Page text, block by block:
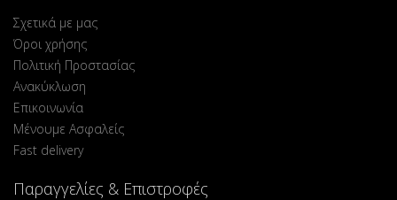
Σχετικά με μας
Όροι χρήσης
Πολιτική Προστασίας
Ανακύκλωση
Επικοινωνία
Μένουμε Ασφαλείς
Fast delivery
Παραγγελίες & Επιστροφές